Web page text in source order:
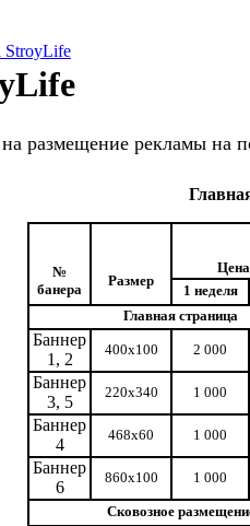
StroyLife
размещение рекламы на
№
банера
Размер
1 неделя
Главная страница
Баннер
1, 2
400х100 2 000
Баннер
3, 5
220х340 1 000
Баннер
4
468х60 1 000
Баннер
6
860х100 1 000
Сковозное